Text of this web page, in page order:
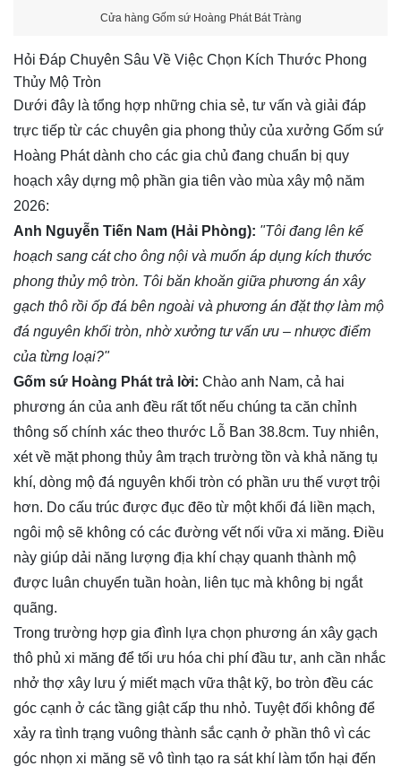
Cửa hàng Gốm sứ Hoàng Phát Bát Tràng
Hỏi Đáp Chuyên Sâu Về Việc Chọn Kích Thước Phong
Thủy Mộ Tròn
Dưới đây là tổng hợp những chia sẻ, tư vấn và giải đáp
trực tiếp từ các chuyên gia phong thủy của xưởng Gốm sứ
Hoàng Phát dành cho các gia chủ đang chuẩn bị quy
hoạch xây dựng mộ phần gia tiên vào mùa xây mộ năm
2026:
Anh Nguyễn Tiến Nam (Hải Phòng): "Tôi đang lên kế
hoạch sang cát cho ông nội và muốn áp dụng kích thước
phong thủy mộ tròn. Tôi băn khoăn giữa phương án xây
gạch thô rồi ốp đá bên ngoài và phương án đặt thợ làm mộ
đá nguyên khối tròn, nhờ xưởng tư vấn ưu – nhược điểm
của từng loại?"
Gốm sứ Hoàng Phát trả lời: Chào anh Nam, cả hai
phương án của anh đều rất tốt nếu chúng ta căn chỉnh
thông số chính xác theo thước Lỗ Ban 38.8cm. Tuy nhiên,
xét về mặt phong thủy âm trạch trường tồn và khả năng tụ
khí, dòng mộ đá nguyên khối tròn có phần ưu thế vượt trội
hơn. Do cấu trúc được đục đẽo từ một khối đá liền mạch,
ngôi mộ sẽ không có các đường vết nối vữa xi măng. Điều
này giúp dải năng lượng địa khí chạy quanh thành mộ
được luân chuyển tuần hoàn, liên tục mà không bị ngắt
quãng.
Trong trường hợp gia đình lựa chọn phương án xây gạch
thô phủ xi măng để tối ưu hóa chi phí đầu tư, anh cần nhắc
nhở thợ xây lưu ý miết mạch vữa thật kỹ, bo tròn đều các
góc cạnh ở các tầng giật cấp thu nhỏ. Tuyệt đối không để
xảy ra tình trạng vuông thành sắc cạnh ở phần thô vì các
góc nhọn xi măng sẽ vô tình tạo ra sát khí làm tổn hại đến